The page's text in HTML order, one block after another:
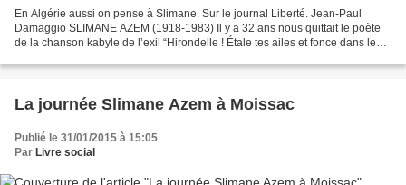
En Algérie aussi on pense à Slimane. Sur le journal Liberté. Jean-Paul
Damaggio SLIMANE AZEM (1918-1983) Il y a 32 ans nous quittait le poète
de la chanson kabyle de l’exil “Hirondelle ! Étale tes ailes et fonce dans le
La journée Slimane Azem à Moissac
Publié le 31/01/2015 à 15:05
Par Livre social